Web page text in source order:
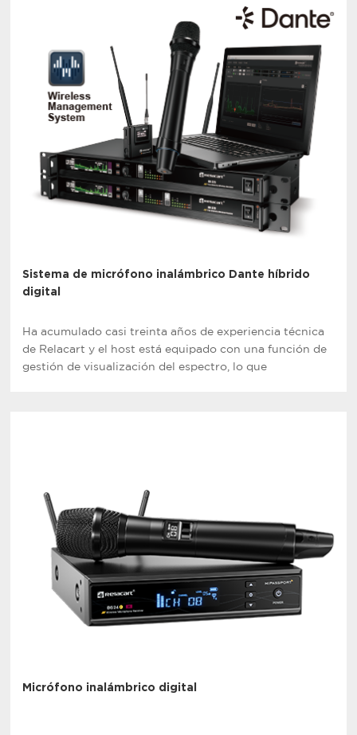
Sistema de micrófono inalámbrico Dante híbrido
digital
Ha acumulado casi treinta años de experiencia técnica
de Relacart y el host está equipado con una función de
gestión de visualización del espectro, lo que
Micrófono inalámbrico digital